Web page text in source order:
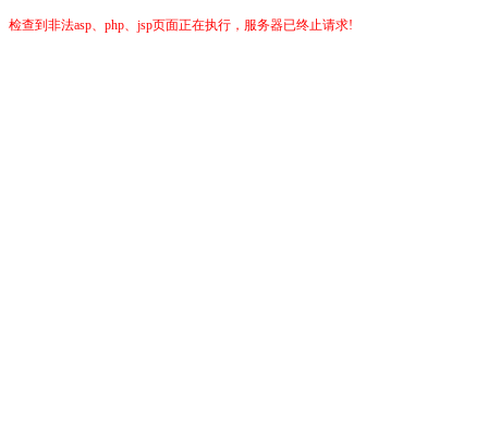
检查到非法asp、php、jsp页面正在执行，服务器已终止请求!